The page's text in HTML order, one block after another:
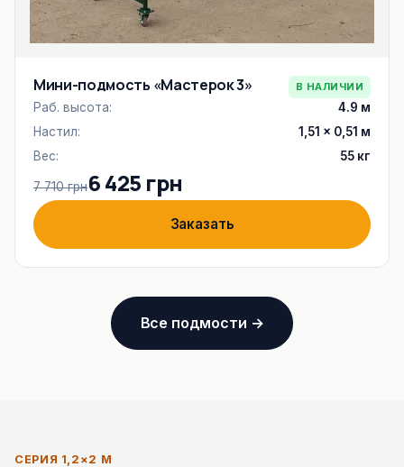
Мини-подмость «Мастерок 3» В НАЛИЧИИ
Раб. высота:
4.9 м
Настил:
1,51 × 0,51 м
Вес:
55 кг
7 710 грн6 425 грн
Заказать
Все подмости →
СЕРИЯ 1,2×2 М